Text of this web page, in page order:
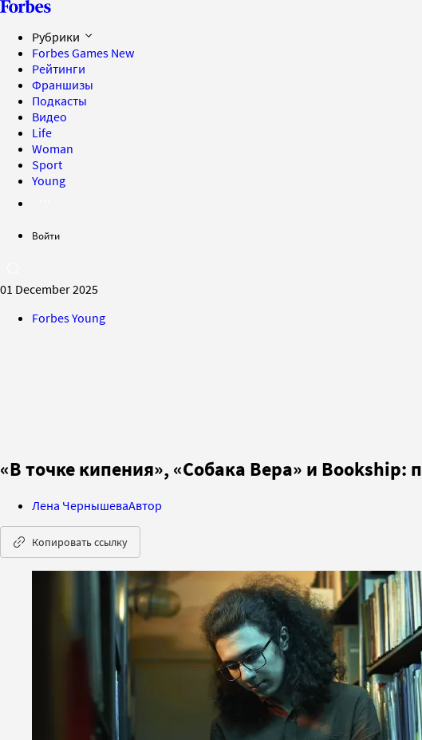
Рубрики
Forbes Games New
Рейтинги
Франшизы
Подкасты
Видео
Life
Woman
Sport
Young
Войти
01 December 2025
Forbes Young
«В точке кипения», «Собака Вера» и Bookship:
Лена ЧернышеваАвтор
Копировать ссылку